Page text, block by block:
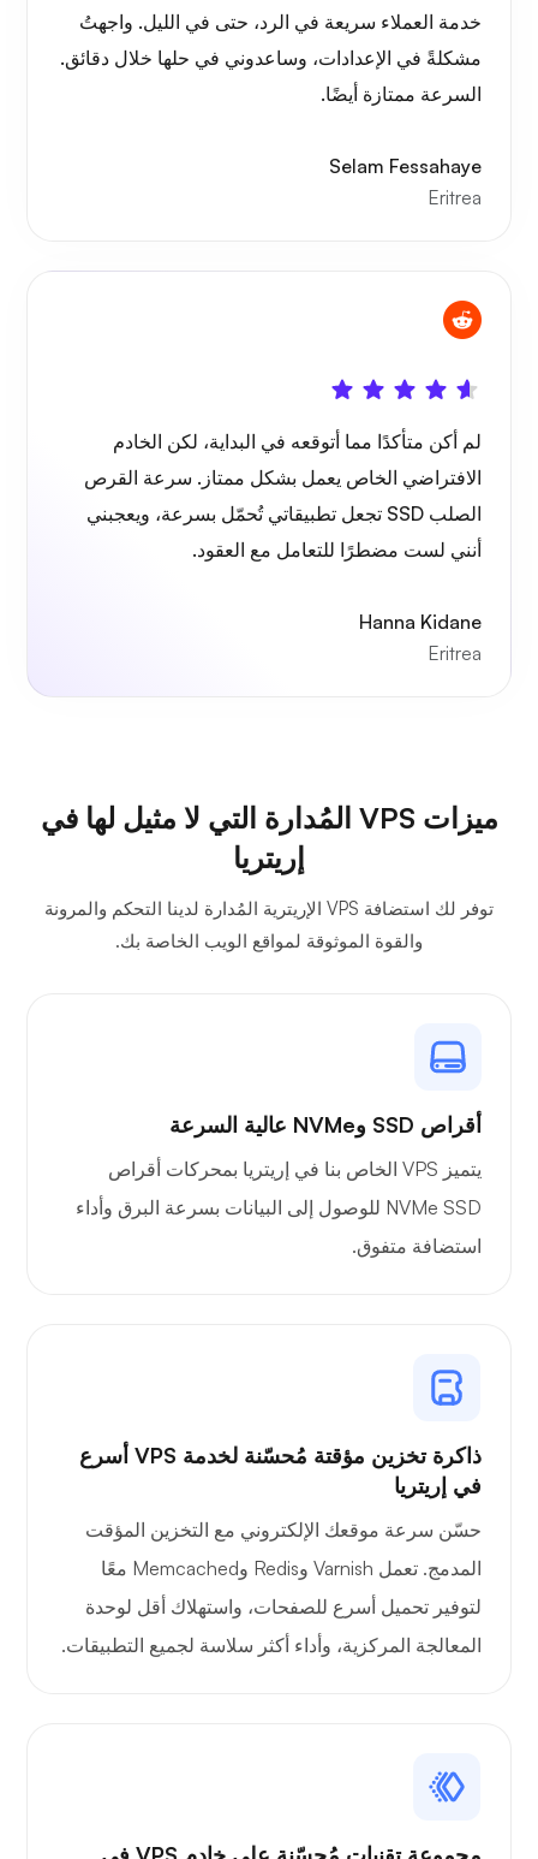
خدمة العملاء سريعة في الرد، حتى في الليل. واجهتُ
مشكلةً في الإعدادات، وساعدوني في حلها خلال دقائق.
السرعة ممتازة أيضًا.
Selam Fessahaye
Eritrea
لم أكن متأكدًا مما أتوقعه في البداية، لكن الخادم
الافتراضي الخاص يعمل بشكل ممتاز. سرعة القرص
الصلب SSD تجعل تطبيقاتي تُحمّل بسرعة، ويعجبني
أنني لست مضطرًا للتعامل مع العقود.
Hanna Kidane
Eritrea
ميزات VPS المُدارة التي لا مثيل لها في
إريتريا
توفر لك استضافة VPS الإريترية المُدارة لدينا التحكم والمرونة
والقوة الموثوقة لمواقع الويب الخاصة بك.
أقراص SSD وNVMe عالية السرعة
يتميز VPS الخاص بنا في إريتريا بمحركات أقراص
NVMe SSD للوصول إلى البيانات بسرعة البرق وأداء
استضافة متفوق.
ذاكرة تخزين مؤقتة مُحسّنة لخدمة VPS أسرع
في إريتريا
حسّن سرعة موقعك الإلكتروني مع التخزين المؤقت
المدمج. تعمل Varnish وRedis وMemcached معًا
لتوفير تحميل أسرع للصفحات، واستهلاك أقل لوحدة
المعالجة المركزية، وأداء أكثر سلاسة لجميع التطبيقات.